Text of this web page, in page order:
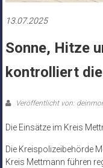
13.07.2025
Sonne, Hitze
kontrolliert
Veröffentlicht von:
Die Einsätze im Kreis
Die Kreispolizeibehörde
Kreis Mettmann führen